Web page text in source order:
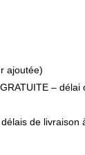
ajoutée)
– délai
de livraison